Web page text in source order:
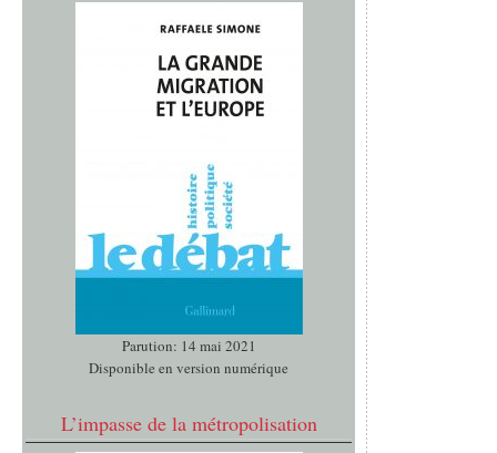
Parution: 14 mai 2021
Disponible en version numérique
L’impasse de la métropolisation